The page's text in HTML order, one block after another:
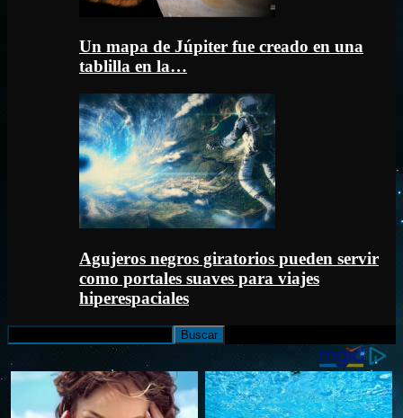
Un mapa de Júpiter fue creado en una
tablilla en la…
Agujeros negros giratorios pueden servir
como portales suaves para viajes
hiperespaciales